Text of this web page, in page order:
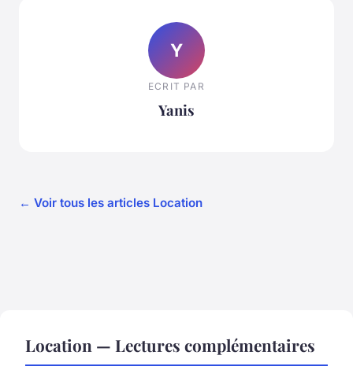
Y
ECRIT PAR
Yanis
← Voir tous les articles Location
Location — Lectures complémentaires